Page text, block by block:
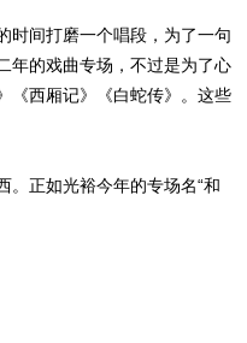
间打磨一个唱段，为了一句
年的戏曲专场，不过是为了心
《西厢记》《白蛇传》。这些
。正如光裕今年的专场名“和